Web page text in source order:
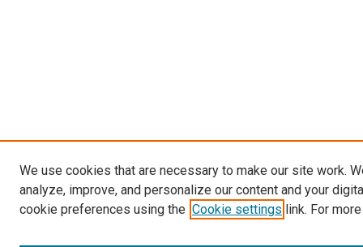
We use cookies that are necessary to make our site work.
analyze, improve, and personalize our content and your
cookie preferences using the Cookie settings link. For